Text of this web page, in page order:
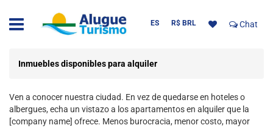
ES R$ BRL Chat
Inmuebles disponibles para alquiler
Ven a conocer nuestra ciudad. En vez de quedarse en hoteles o
albergues, echa un vistazo a los apartamentos en alquiler que la
[company name] ofrece. Menos burocracia, menor costo, mayor